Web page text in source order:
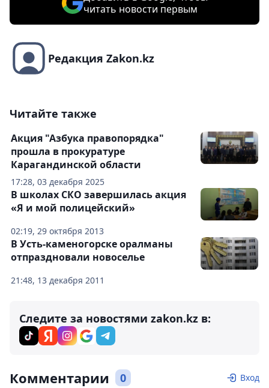
читать новости первым
Редакция Zakon.kz
Читайте также
17:28, 03 декабря 2025
Акция "Азбука правопорядка"
прошла в прокуратуре
Карагандинской области
02:19, 29 октября 2013
В школах СКО завершилась акция
«Я и мой полицейский»
21:48, 13 декабря 2011
В Усть-каменогорске оралманы
отпраздновали новоселье
Следите за новостями zakon.kz в:
Комментарии 0 Вход